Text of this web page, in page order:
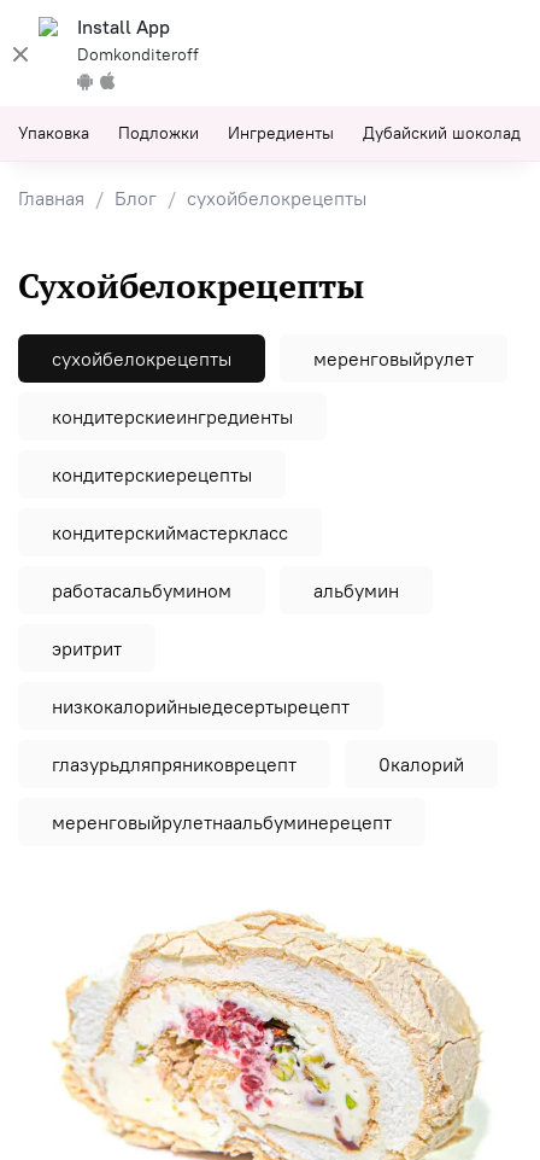
Install App
Domkonditeroff
Упаковка Подложки Ингредиенты Дубайский шоколад
Главная Блог сухойбелокрецепты
сухойбелокрецепты
сухойбелокрецепты меренговыйрулет
кондитерскиеингредиенты
кондитерскиерецепты
кондитерскиймастеркласс
работасальбумином альбумин
эритрит
низкокалорийныедесертырецепт
глазурьдляпряниковрецепт 0калорий
меренговыйрулетнаальбуминерецепт